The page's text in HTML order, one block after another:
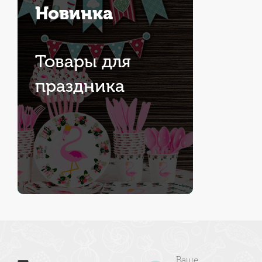
Новинка
Товары для
праздника